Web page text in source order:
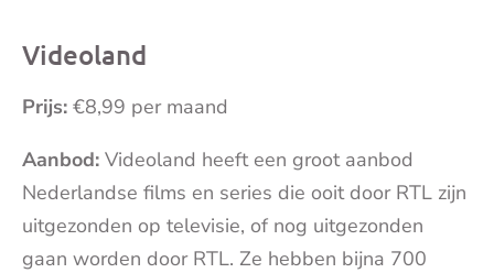
Videoland
Prijs: €8,99 per maand
Aanbod: Videoland heeft een groot aanbod
Nederlandse films en series die ooit door RTL zijn
uitgezonden op televisie, of nog uitgezonden
gaan worden door RTL. Ze hebben bijna 700